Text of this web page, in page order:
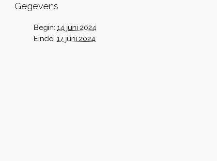
Gegevens
Begin: 14 juni 2024
Einde: 17 juni 2024